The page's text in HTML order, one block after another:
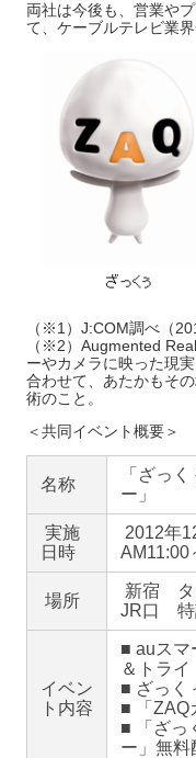
両社は今後も、営業や
て、ケーブルテレビ業
（※1）J:COM調べ（
（※2）Augmented
ーやカメラに映った現
合わせて、あたかもそ
術のこと。
＜共同イベント概要＞
名称
「ざっ
ー」
実施
日時
2012年
AM11:00
場所
新宿 タ
JR口 特
イベン
ト内容
■ auス
＆トライ
■ ざっく
■ 「ZAQ
■ 「ざっ
ー」無料